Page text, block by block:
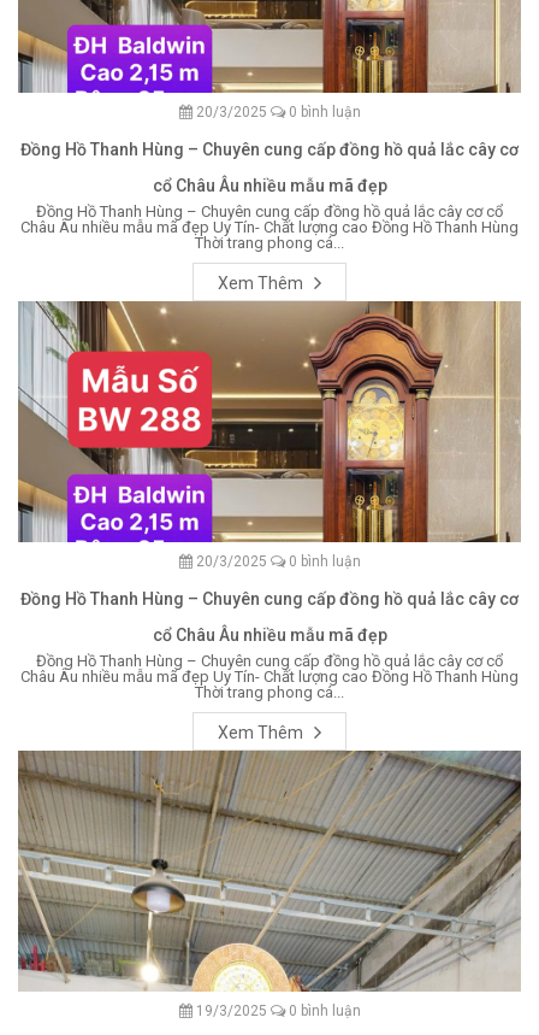
20/3/2025 0 bình luận
Đồng Hồ Thanh Hùng – Chuyên cung cấp đồng hồ quả lắc cây cơ
cổ Châu Âu nhiều mẫu mã đẹp
Đồng Hồ Thanh Hùng – Chuyên cung cấp đồng hồ quả lắc cây cơ cổ
Châu Âu nhiều mẫu mã đẹp Uy Tín- Chất lượng cao Đồng Hồ Thanh Hùng
Thời trang phong cá...
Xem Thêm
20/3/2025 0 bình luận
Đồng Hồ Thanh Hùng – Chuyên cung cấp đồng hồ quả lắc cây cơ
cổ Châu Âu nhiều mẫu mã đẹp
Đồng Hồ Thanh Hùng – Chuyên cung cấp đồng hồ quả lắc cây cơ cổ
Châu Âu nhiều mẫu mã đẹp Uy Tín- Chất lượng cao Đồng Hồ Thanh Hùng
Thời trang phong cá...
Xem Thêm
19/3/2025 0 bình luận